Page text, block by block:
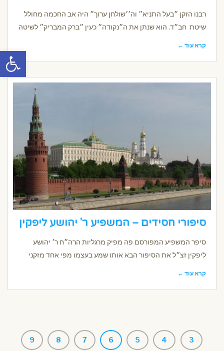
פתח
רבנו הזקן ״בעל התניא״ וה׳׳שולחן ערוך״ היה אב החכמה מחולל
שיטת חב״ד. הוא שנתן את ה״נקודה״ כעין ״ברק המבריק״ לשיטה
קרא עוד ←
סיפורי חסידים – המשפיע ר' יהושע ליפקין
סיפר המשפיע המפורסם פה מפיק מרגליות הרה״ח ר׳ יהושע
ליפקין זצ״ל את הסיפור הבא אותו שמע בעצמו מפי אחד מזקני
קרא עוד ←
3
4
5
6
7
8
9